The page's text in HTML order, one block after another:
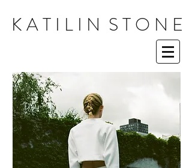
K A T I L I N S T O N E